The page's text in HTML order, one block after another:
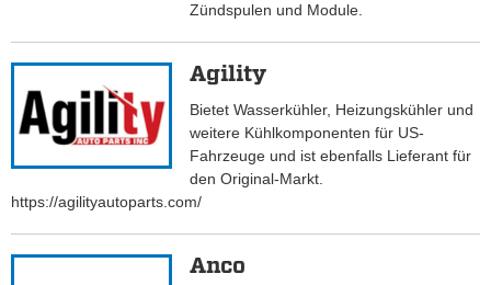
Zündspulen und Module.
Agility
Bietet Wasserkühler, Heizungskühler und
weitere Kühlkomponenten für US-
Fahrzeuge und ist ebenfalls Lieferant für
den Original-Markt.
https://agilityautoparts.com/
Anco